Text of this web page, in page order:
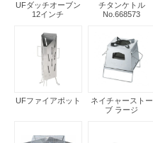
UFダッチオーブン
12インチ
チタンケトル
No.668573
UFファイアポット
ネイチャーストー
ブ ラージ